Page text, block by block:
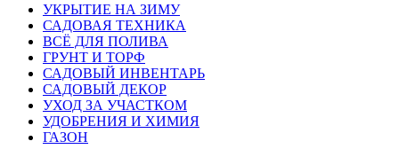
УКРЫТИЕ НА ЗИМУ
САДОВАЯ ТЕХНИКА
ВСЁ ДЛЯ ПОЛИВА
ГРУНТ И ТОРФ
САДОВЫЙ ИНВЕНТАРЬ
САДОВЫЙ ДЕКОР
УХОД ЗА УЧАСТКОМ
УДОБРЕНИЯ И ХИМИЯ
ГАЗОН